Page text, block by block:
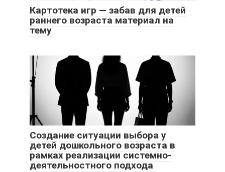
Картотека игр — забав для детей
раннего возраста материал на
тему
Создание ситуации выбора у
детей дошкольного возраста в
рамках реализации системно-
деятельностного подхода